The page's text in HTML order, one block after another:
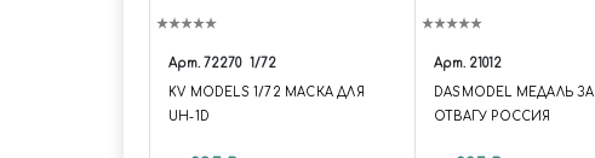
Арт. 72270 1/72
KV MODELS 1/72 МАСКА ДЛЯ
UH-1D
Арт. 21012
DASMODEL МЕДАЛЬ ЗА
ОТВАГУ РОССИЯ